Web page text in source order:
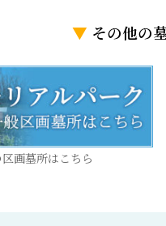
▼ その他の
画墓所はこちら